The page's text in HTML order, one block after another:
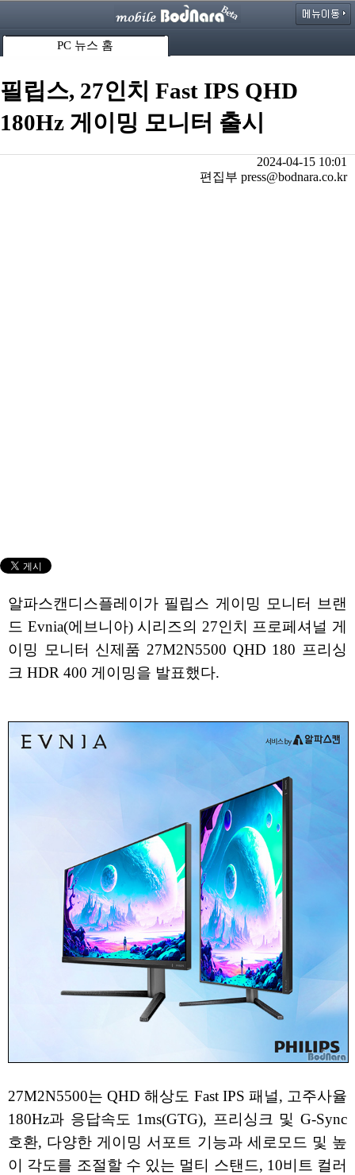
PC 뉴스 홈
필립스, 27인치 Fast IPS QHD
180Hz 게이밍 모니터 출시
2024-04-15 10:01
편집부 press@bodnara.co.kr
알파스캔디스플레이가 필립스 게이밍 모니터 브랜
드 Evnia(에브니아) 시리즈의 27인치 프로페셔널 게
이밍 모니터 신제품 27M2N5500 QHD 180 프리싱
크 HDR 400 게이밍을 발표했다.
27M2N5500는 QHD 해상도 Fast IPS 패널, 고주사율
180Hz과 응답속도 1ms(GTG), 프리싱크 및 G-Sync
호환, 다양한 게이밍 서포트 기능과 세로모드 및 높
이 각도를 조절할 수 있는 멀티 스탠드, 10비트 컬러